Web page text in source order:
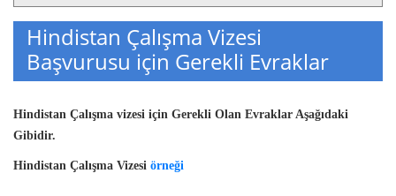
Hindistan Çalışma Vizesi
Başvurusu için Gerekli Evraklar
Hindistan Çalışma vizesi için Gerekli Olan Evraklar Aşağıdaki
Gibidir.
Hindistan Çalışma Vizesi örneği